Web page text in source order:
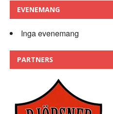
EVENEMANG
Inga evenemang
PARTNERS